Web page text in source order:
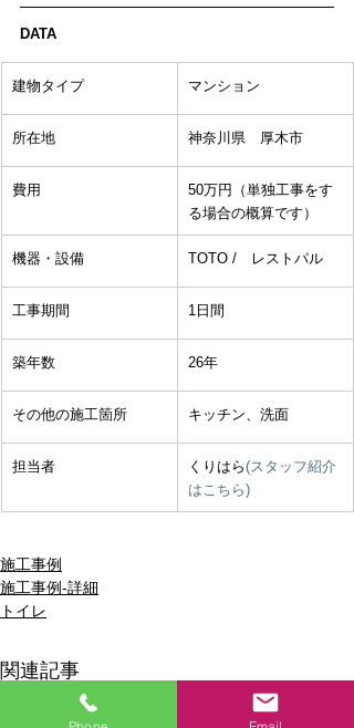
DATA
​建物タイプ マンション
所在地 神奈川県　厚木市
費用
50万円（単独工事をす
る場合の概算です）
機器・設備 ​TOTO /　レストパル
工事期間 1日間
築年数 26年
​その他の施工箇所 キッチン、洗面
担当者 くりはら(スタッフ紹介
はこちら)
施工事例
施工事例-詳細
トイレ
関連記事